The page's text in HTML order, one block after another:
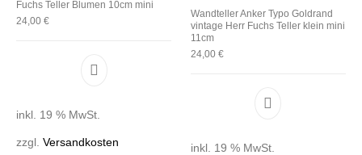
Fuchs Teller Blumen 10cm mini
24,00€
inkl. 19 % MwSt.
zzgl.Versandkosten
Wandteller Anker Typo Goldrand
vintage Herr Fuchs Teller klein mini
11cm
24,00 €
inkl. 19 % MwSt.